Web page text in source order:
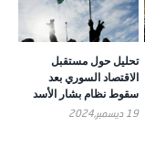
تحليل حول مستقبل
الاقتصاد السوري بعد
سقوط نظام بشار الأسد
19 ديسمبر,2024